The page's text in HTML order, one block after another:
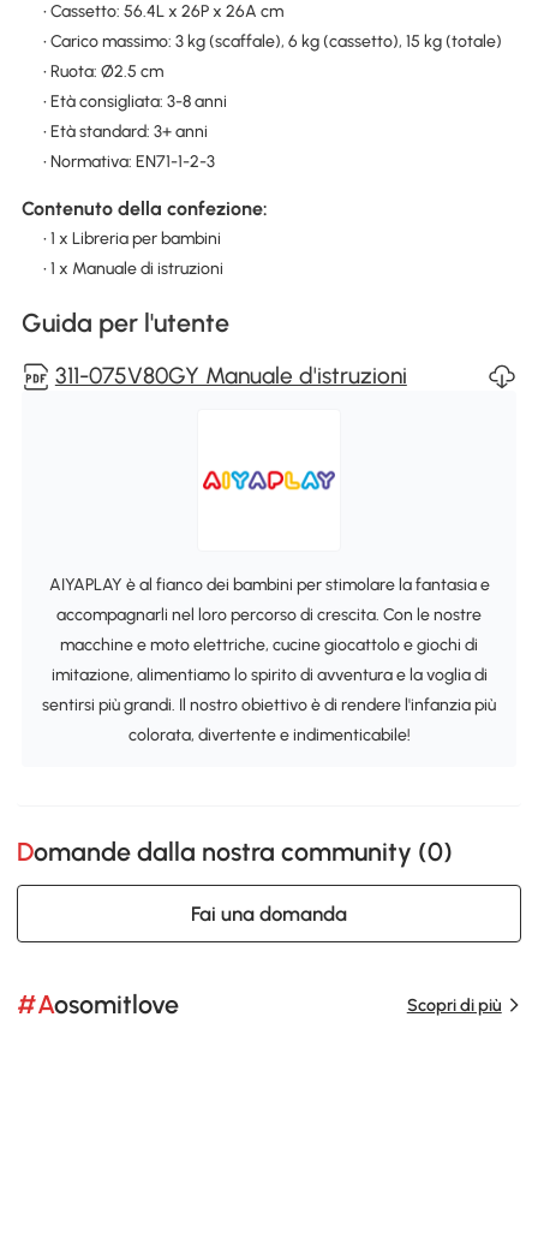
• Cassetto: 56.4L x 26P x 26A cm
• Carico massimo: 3 kg (scaffale), 6 kg (cassetto), 15 kg (totale)
• Ruota: Ø2.5 cm
• Età consigliata: 3-8 anni
• Età standard: 3+ anni
• Normativa: EN71-1-2-3
Contenuto della confezione:
• 1 x Libreria per bambini
• 1 x Manuale di istruzioni
Guida per l'utente
311-075V80GY Manuale d'istruzioni
AIYAPLAY è al fianco dei bambini per stimolare la fantasia e
accompagnarli nel loro percorso di crescita. Con le nostre
macchine e moto elettriche, cucine giocattolo e giochi di
imitazione, alimentiamo lo spirito di avventura e la voglia di
sentirsi più grandi. Il nostro obiettivo è di rendere l'infanzia più
colorata, divertente e indimenticabile!
Domande dalla nostra community (0)
Fai una domanda
#Aosomitlove Scopri di più